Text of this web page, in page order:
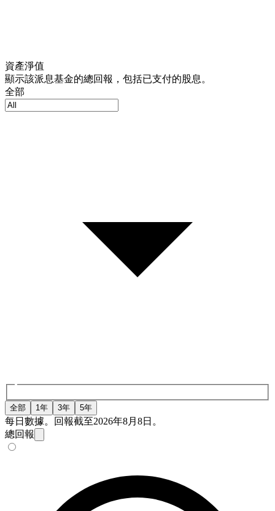
資產淨值
顯示該派息基金的總回報，包括已支付的股息。
全部
全部 1年 3年 5年
每日數據。回報截至2026年8月8日。
總回報